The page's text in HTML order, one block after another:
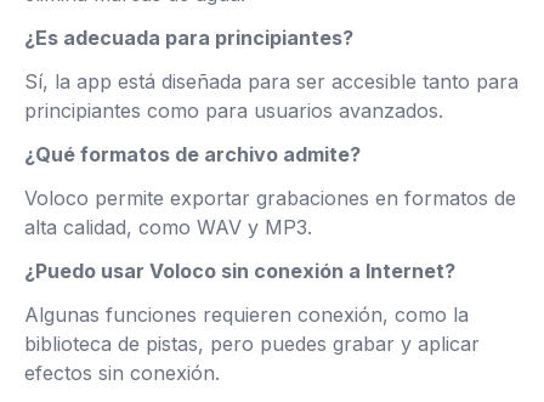
¿Es adecuada para principiantes?
Sí, la app está diseñada para ser accesible tanto para
principiantes como para usuarios avanzados.
¿Qué formatos de archivo admite?
Voloco permite exportar grabaciones en formatos de
alta calidad, como WAV y MP3.
¿Puedo usar Voloco sin conexión a Internet?
Algunas funciones requieren conexión, como la
biblioteca de pistas, pero puedes grabar y aplicar
efectos sin conexión.